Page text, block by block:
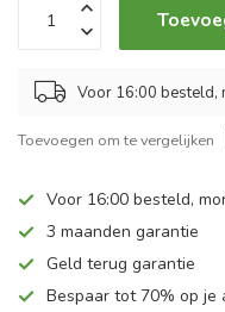
Voor 16:00 besteld,
Toevoegen om te vergelijken
Voor 16:00 besteld,
3 maanden garantie
Geld terug garantie
Bespaar tot 70% op je